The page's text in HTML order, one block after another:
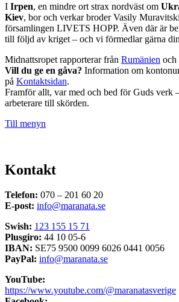
I Irpen, en mindre ort strax nordväst om
Kiev, bor och verkar broder Vasily
församlingen LIVETS HOPP. Även där är
till följd av kriget – och vi förmedlar gärna
Midnattsropet rapporterar från Rumänien och
Vill du ge en gåva? Information om
på Kontaktsidan.
Framför allt, var med och bed för Guds verk
arbeterare till skörden.
Till menyn
Kontakt
Telefon: 070 – 201 60 20
E-post: info@maranata.se
Swish: 123 155 15 71
Plusgiro: 44 10 05-6
IBAN: SE75 9500 0099 6026 0441 0056
PayPal: info@maranata.se
YouTube:
https://www.youtube.com/@maranatasverige